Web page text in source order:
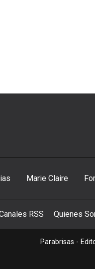
Marie Claire
RSS Quienes
Parabrisas -